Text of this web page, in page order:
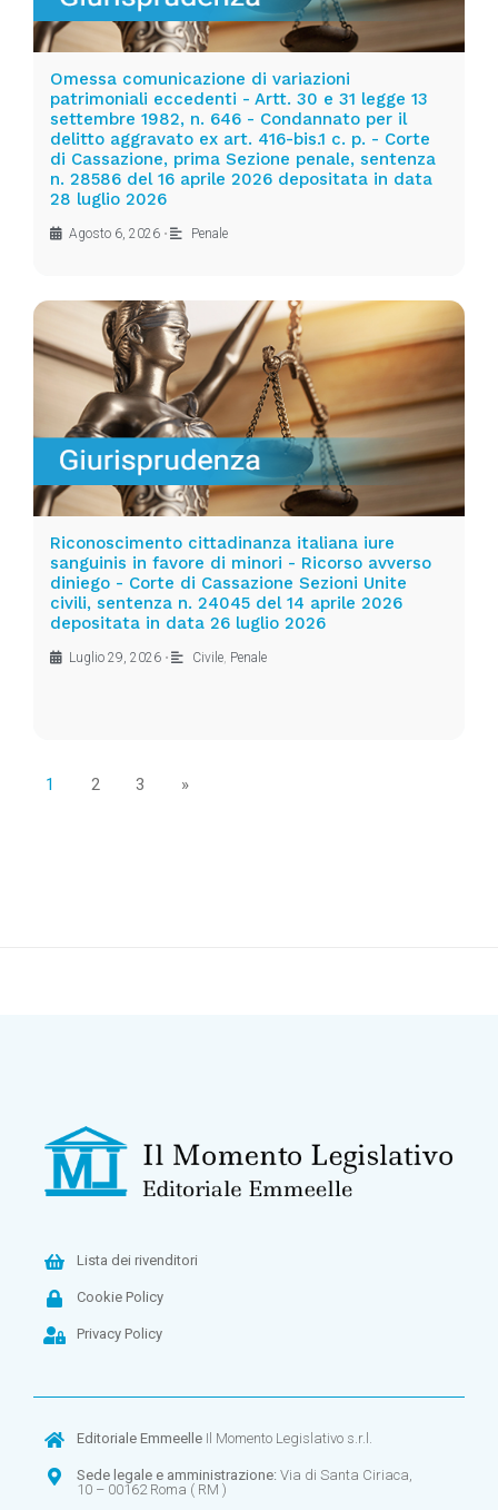
Omessa comunicazione di variazioni
patrimoniali eccedenti - Artt. 30 e 31 legge 13
settembre 1982, n. 646 - Condannato per il
delitto aggravato ex art. 416-bis.1 c. p. - Corte
di Cassazione, prima Sezione penale, sentenza
n. 28586 del 16 aprile 2026 depositata in data
28 luglio 2026
Agosto 6, 2026 • Penale
Riconoscimento cittadinanza italiana iure
sanguinis in favore di minori - Ricorso avverso
diniego - Corte di Cassazione Sezioni Unite
civili, sentenza n. 24045 del 14 aprile 2026
depositata in data 26 luglio 2026
Luglio 29, 2026 • Civile, Penale
1 2 3 »
Lista dei rivenditori
Cookie Policy
Privacy Policy
Editoriale EmmeelleIl Momento Legislativo s.r.l.
Sede legale e amministrazione: Via di Santa Ciriaca,
10 – 00162 Roma ( RM )